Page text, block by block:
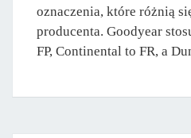
oznaczenia, które różnią
producenta. Goodyear
FP, Continental to FR, a